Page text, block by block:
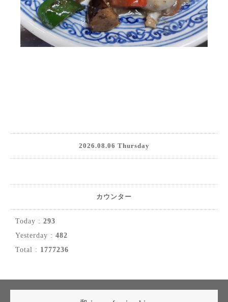
2026.08.06 Thursday
カウンター
Today : 293
Yesterday : 482
Total : 1777236